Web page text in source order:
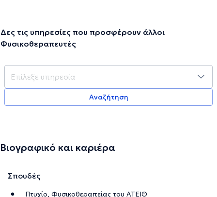
Δες τις υπηρεσίες που προσφέρουν άλλοι
Φυσικοθεραπευτές
Αναζήτηση
Βιογραφικό και καριέρα
Σπουδές
Πτυχίο, Φυσικοθεραπείας του ΑΤΕΙΘ